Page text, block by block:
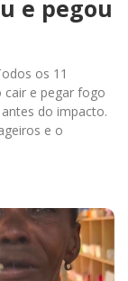
e pegou
os 11
cair e pegar fogo
do impacto.
e o